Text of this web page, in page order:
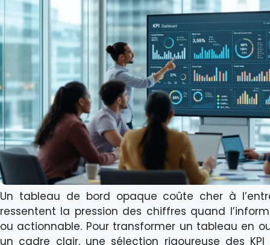
Un tableau de bord opaque coûte cher à
ressentent la pression des chiffres quand
ou actionnable. Pour transformer un tableau en
un cadre clair, une sélection rigoureuse des